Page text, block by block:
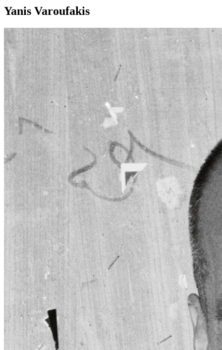
Yanis Varoufakis